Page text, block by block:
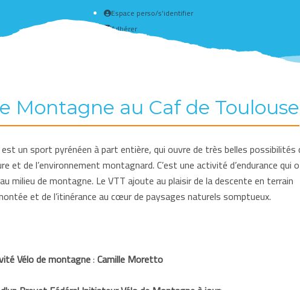
Espace perso/s'identifier
Adhérer
Créer un compte
Montagne au Caf de Toulouse
un sport pyrénéen à part entière, qui ouvre de très belles possibilités
et de l’environnement montagnard. C’est une activité d’endurance qui
milieu de montagne. Le VTT ajoute au plaisir de la descente en terrain
et de l’itinérance au cœur de paysages naturels somptueux.
Vélo de montagne:Camille Moretto